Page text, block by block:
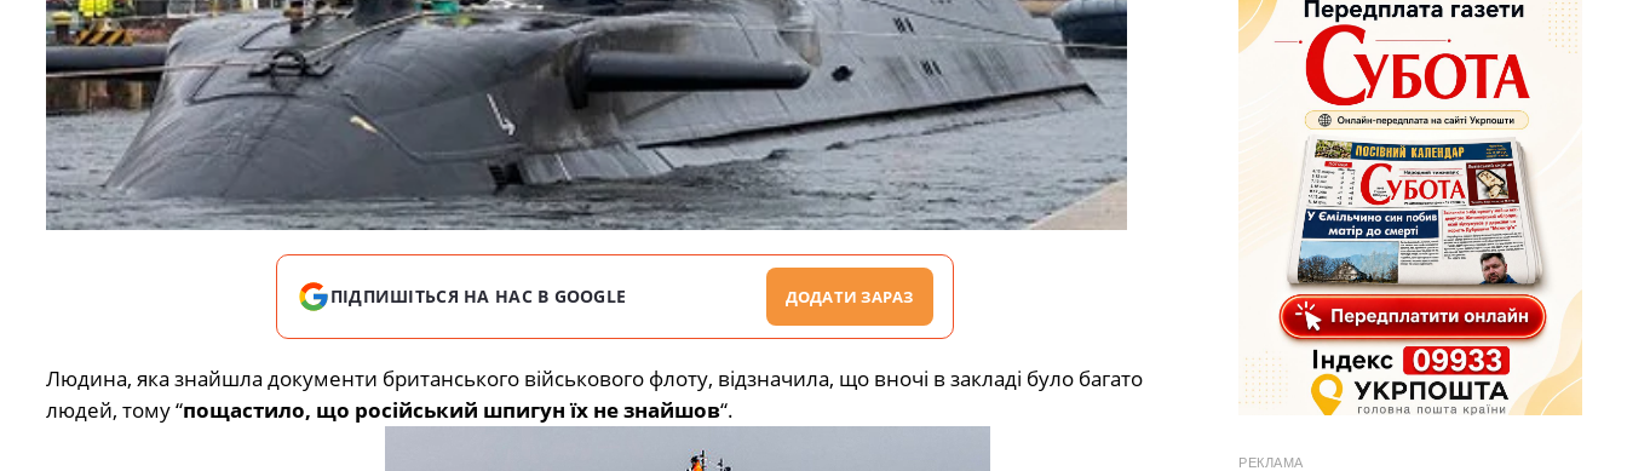
ПІДПИШІТЬСЯ НА НАС В GOOGLE ДОДАТИ ЗАРАЗ
Людина, яка знайшла документи британського військового флоту, відзначила, що вночі в закладі було багато
людей, тому “пощастило, що російський шпигун їх не знайшов“.
РЕКЛАМА